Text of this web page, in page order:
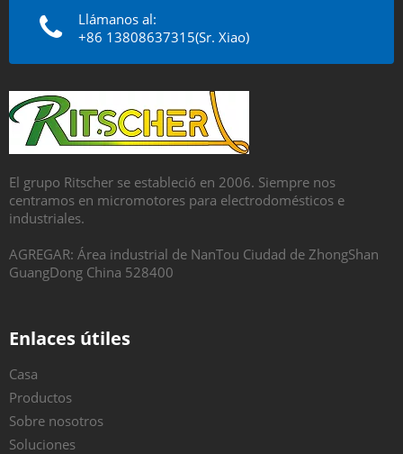
Llámanos al:
+86 13808637315(Sr. Xiao)
El grupo Ritscher se estableció en 2006. Siempre nos
centramos en micromotores para electrodomésticos e
industriales.
AGREGAR: Área industrial de NanTou Ciudad de ZhongShan
GuangDong China 528400
Enlaces útiles
Casa
Productos
Sobre nosotros
Soluciones